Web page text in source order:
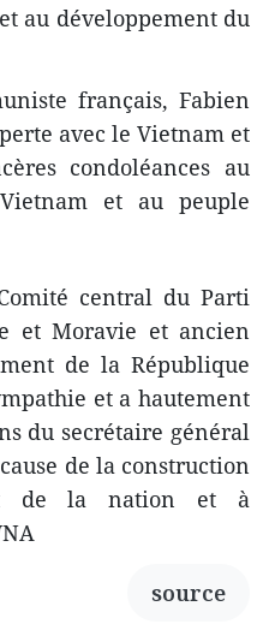
au développement du
français, Fabien
avec le Vietnam et
condoléances au
et au peuple
central du Parti
et Moravie et ancien
de la République
et a hautement
du secrétaire général
de la construction
de la nation et à
source